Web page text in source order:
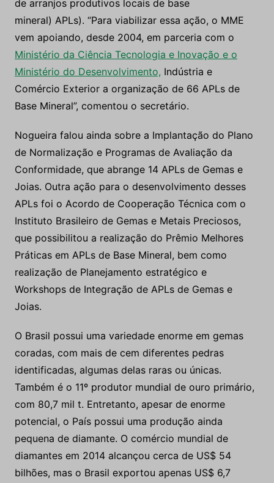
de arranjos produtivos locais de base
mineral( APLs). “Para viabilizar essa ação, o MME
vem apoiando, desde 2004, em parceria com o
Ministério da Ciência Tecnologia e Inovação e o
Ministério do Desenvolvimento, Indústria e
Comércio Exterior a organização de 66 APLs de
Base Mineral”, comentou o secretário.
Nogueira falou ainda sobre a Implantação do Plano
de Normalização e Programas de Avaliação da
Conformidade, que abrange 14 APLs de Gemas e
Joias. Outra ação para o desenvolvimento desses
APLs foi o Acordo de Cooperação Técnica com o
Instituto Brasileiro de Gemas e Metais Preciosos,
que possibilitou a realização do Prêmio Melhores
Práticas em APLs de Base Mineral, bem como
realização de Planejamento estratégico e
Workshops de Integração de APLs de Gemas e
Joias.
O Brasil possui uma variedade enorme em gemas
coradas, com mais de cem diferentes pedras
identificadas, algumas delas raras ou únicas.
Também é o 11º produtor mundial de ouro primário,
com 80,7 mil t. Entretanto, apesar de enorme
potencial, o País possui uma produção ainda
pequena de diamante. O comércio mundial de
diamantes em 2014 alcançou cerca de US$ 54
bilhões, mas o Brasil exportou apenas US$ 6,7